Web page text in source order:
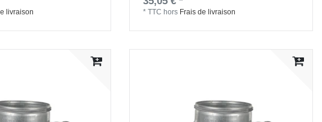
livraison *TTC hors Frais de livraison